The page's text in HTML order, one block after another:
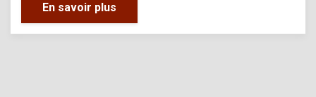
En savoir plus